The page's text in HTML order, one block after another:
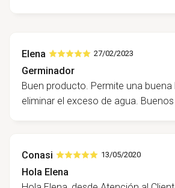
Elena 27/02/2023
Germinador
Buen producto. Permite una buena
eliminar el exceso de agua.
Conasi 13/05/2020
Hola Elena